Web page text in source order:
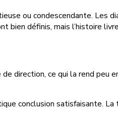
ou condescendante. Les
définis, mais l’histoire
direction, ce qui la rend peu
conclusion satisfaisante.